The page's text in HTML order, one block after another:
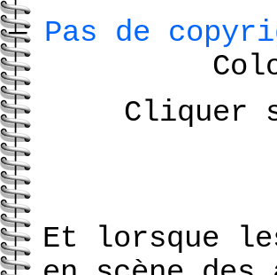
— Pas de
Cliquer
Et lorsque